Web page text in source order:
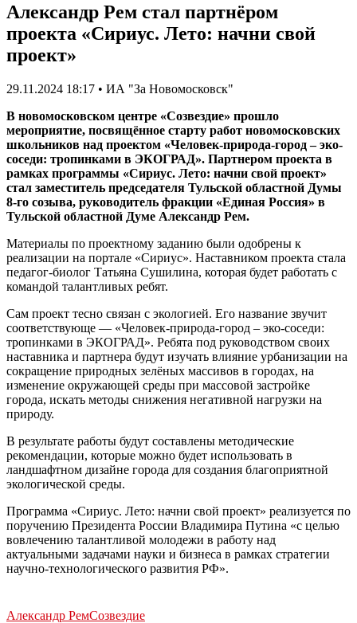
Александр Рем стал партнёром
проекта «Сириус. Лето: начни свой
проект»
29.11.2024 18:17 • ИА "За Новомосковск"
В новомосковском центре «Созвездие» прошло
мероприятие, посвящённое старту работ новомосковских
школьников над проектом «Человек-природа-город – эко-
соседи: тропинками в ЭКОГРАД». Партнером проекта в
рамках программы «Сириус. Лето: начни свой проект»
стал заместитель председателя Тульской областной Думы
8-го созыва, руководитель фракции «Единая Россия» в
Тульской областной Думе Александр Рем.
Материалы по проектному заданию были одобрены к
реализации на портале «Сириус». Наставником проекта стала
педагог-биолог Татьяна Сушилина, которая будет работать с
командой талантливых ребят.
Сам проект тесно связан с экологией. Его название звучит
соответствующе — «Человек-природа-город – эко-соседи:
тропинками в ЭКОГРАД». Ребята под руководством своих
наставника и партнера будут изучать влияние урбанизации на
сокращение природных зелёных массивов в городах, на
изменение окружающей среды при массовой застройке
города, искать методы снижения негативной нагрузки на
природу.
В результате работы будут составлены методические
рекомендации, которые можно будет использовать в
ландшафтном дизайне города для создания благоприятной
экологической среды.
Программа «Сириус. Лето: начни свой проект» реализуется по
поручению Президента России Владимира Путина «с целью
вовлечению талантливой молодежи в работу над
актуальными задачами науки и бизнеса в рамках стратегии
научно-технологического развития РФ».
Александр РемСозвездие